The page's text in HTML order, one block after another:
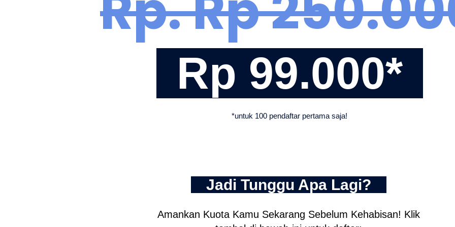
Rp 99.000*
*untuk 100 pendaftar pertama saja!
Jadi Tunggu Apa Lagi?
Amankan Kuota Kamu Sekarang Sebelum Kehabisan! Klik